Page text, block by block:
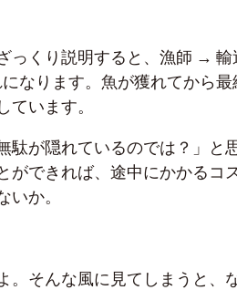
っくり説明すると、漁師 →
なります。魚が獲れてから
ています。
駄が隠れているのでは？」と
ができれば、 途中にかかるコ
いか。
。そんな風に見てしまうと、